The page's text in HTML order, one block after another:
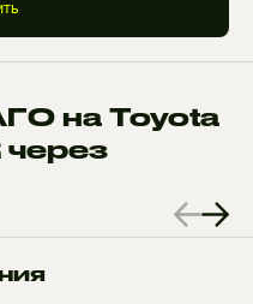
на Toyota
через